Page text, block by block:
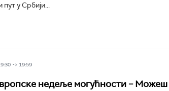
у Србији...
-> 19:59
недеље могућности – Можеш